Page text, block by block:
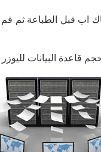
اب قبل الطباعة ثم